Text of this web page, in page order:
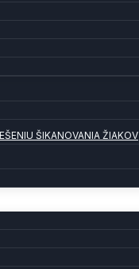
ŠIKANOVANIA ŽIAKOV